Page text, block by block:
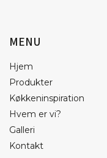
MENU
Hjem
Produkter
Køkkeninspiration
Hvem er vi?
Galleri
Kontakt